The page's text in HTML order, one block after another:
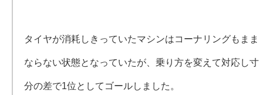
タイヤが消耗しきっていたマシンはコーナリングもまま
ならない状態となっていたが、乗り方を変えて対応し寸
分の差で1位としてゴールしました。